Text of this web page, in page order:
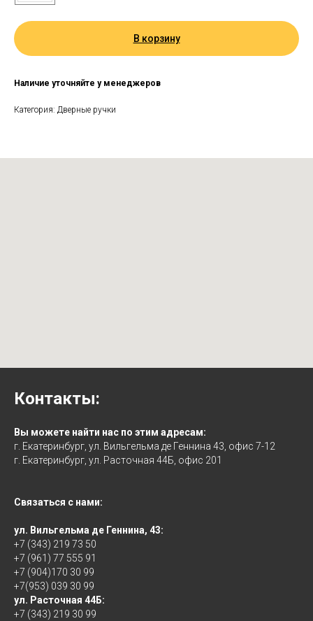
В корзину
Наличие уточняйте у менеджеров
Категория: Дверные ручки
Контакты:
Вы можете найти нас по этим адресам:
г. Екатеринбург, ул. Вильгельма де Геннина 43, офис 7-12
г. Екатеринбург, ул. Расточная 44Б, офис 201
Связаться с нами:
ул. Вильгельма де Геннина, 43:
+7 (343) 219 73 50
+7 (961) 77 555 91
+7 (904)170 30 99
+7(953) 039 30 99
ул. Расточная 44Б:
+7 (343) 219 30 99